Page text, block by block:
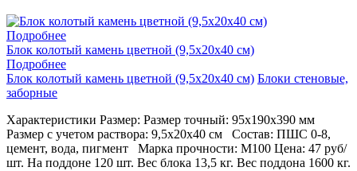
Подробнее
Блок колотый камень цветной (9,5х20х40 см)
Подробнее
Блок колотый камень цветной (9,5х20х40 см) Блоки стеновые,
заборные
Характеристики Размер: Размер точный: 95х190х390 мм
Размер с учетом раствора: 9,5х20х40 см Состав: ПШС 0-8,
цемент, вода, пигмент Марка прочности: М100 Цена: 47 руб/
шт. На поддоне 120 шт. Вес блока 13,5 кг. Вес поддона 1600 кг.